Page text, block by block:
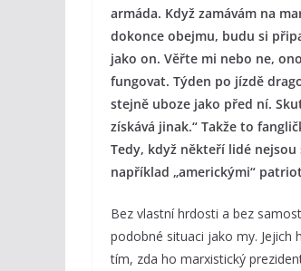
armáda. Když zamávám na
dokonce obejmu, budu si
jako on. Věřte mi nebo ne,
fungovat. Týden po jízdě
stejně uboze jako před ní.
získává jinak.“ Takže to
Tedy, když někteří lidé
například „americkými“
Bez vlastní hrdosti a bez
podobné situaci jako my. Jejich
tím, zda ho marxistický